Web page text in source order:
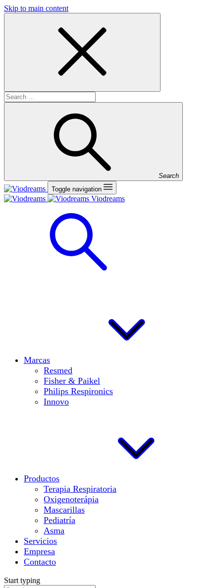
Skip to main content
Search
Toggle navigation
Viodreams
Marcas
Resmed
Fisher & Paikel
Philips Respironics
Innovo
Productos
Terapia Respiratoria
Oxigenoterápia
Mascarillas
Pediatría
Asma
Servicios
Empresa
Contacto
Start typing